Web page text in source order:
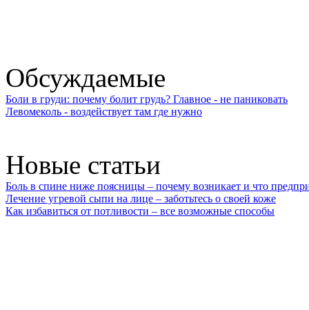
Обсуждаемые
Боли в груди: почему болит грудь? Главное - не паниковать
Левомеколь - воздействует там где нужно
Новые статьи
Боль в спине ниже поясницы – почему возникает и что
Лечение угревой сыпи на лице – заботьтесь о своей коже
Как избавиться от потливости – все возможные способы